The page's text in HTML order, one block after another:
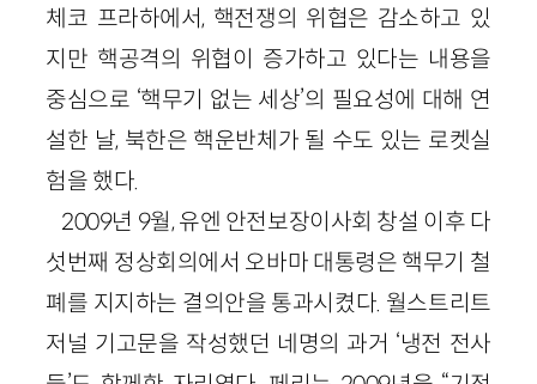
체코 프라하에서, 핵전쟁의 위협은 감소하고 있
지만 핵공격의 위협이 증가하고 있다는 내용을
중심으로 ‘핵무기 없는 세상’의 필요성에 대해 연
설한 날, 북한은 핵운반체가 될 수도 있는 로켓실
험을 했다.
2009년 9월, 유엔 안전보장이사회 창설 이후 다
섯번째 정상회의에서 오바마 대통령은 핵무기 철
폐를 지지하는 결의안을 통과시켰다. 월스트리트
저널 기고문을 작성했던 네명의 과거 ‘냉전 전사